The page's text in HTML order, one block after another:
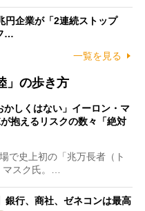
円企業が「2連続ストップ
…
一覧を見る
」の歩き方
かしくはない」イーロン・マ
抱えるリスクの数々「絶対
で史上初の「兆万長者（ト
マスク氏。…
銀行、商社、ゼネコンは最高